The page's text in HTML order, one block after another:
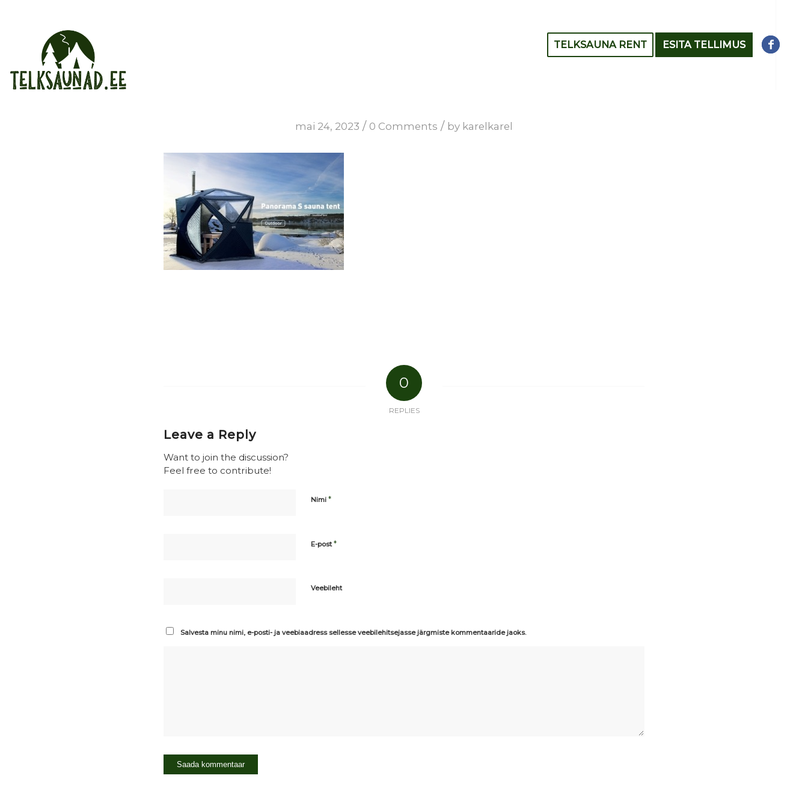
TELKSAUNA RENT ESITA TELLIMUS
mai 24, 2023 / 0 Comments / by karelkarel
0
REPLIES
Leave a Reply
Want to join the discussion?
Feel free to contribute!
Nimi *
E-post*
Veebileht
Salvesta minu nimi, e-posti- ja veebiaadress sellesse veebilehitsejasse järgmiste kommentaaride jaoks.